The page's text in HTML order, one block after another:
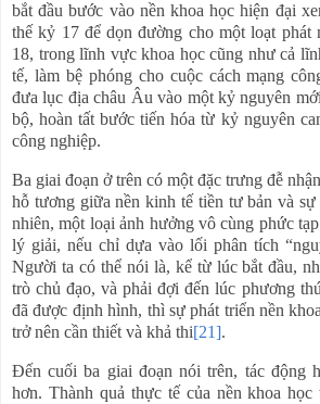
bắt đầu bước vào nền khoa học hiện đại
thế kỷ 17 để dọn đường cho một loạt phát
18, trong lĩnh vực khoa học cũng như cả
tế, làm bệ phóng cho cuộc cách mạng
đưa lục địa châu Âu vào một kỷ nguyên
bộ, hoàn tất bước tiến hóa từ kỷ nguyên
công nghiệp.
Ba giai đoạn ở trên có một đặc trưng đễ
hỗ tương giữa nền kinh tế tiền tư bản và
nhiên, một loại ảnh hưởng vô cùng phức
lý giải, nếu chỉ dựa vào lối phân tích
Người ta có thể nói là, kể từ lúc bắt đầu,
trò chủ đạo, và phải đợi đến lúc phương
đã được định hình, thì sự phát triển nền
trở nên cần thiết và khả thi[21].
Đến cuối ba giai đoạn nói trên, tác động
hơn. Thành quả thực tế của nền khoa